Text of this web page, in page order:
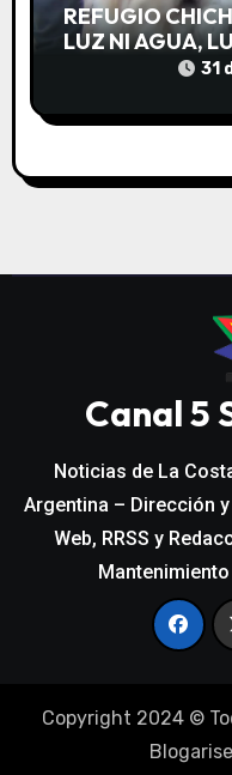
REFUGIO
LUZ NI AGUA,
CORTARA EL31
Canal 5
Noticias de La
Argentina – Dirección
Web, RRSS y
Copyright 2024 ©
Blogarise